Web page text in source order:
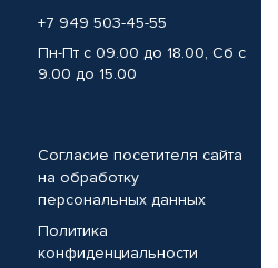
+7 949 503-45-55
Пн-Пт с 09.00 до 18.00, Сб с
9.00 до 15.00
Согласие посетителя сайта
на обработку
персональных данных
Политика
конфиденциальности